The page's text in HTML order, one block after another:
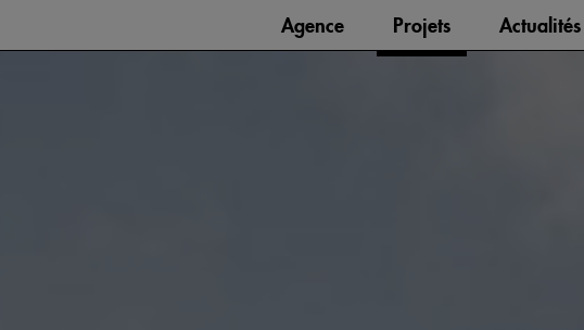
Agence Projets Actualités